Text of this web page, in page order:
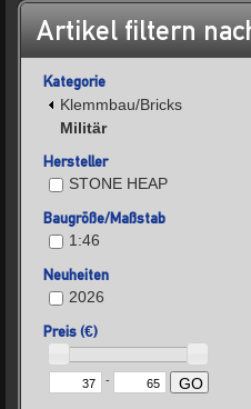
Artikel filtern
Kategorie
Klemmbau/Bricks
Militär
Hersteller
STONE HEAP
Baugröße/Maßstab
1:46
Neuheiten
2026
Preis (€)
- GO